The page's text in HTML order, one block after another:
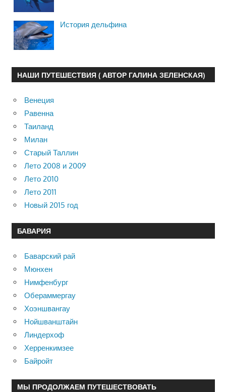
История дельфина
НАШИ ПУТЕШЕСТВИЯ ( АВТОР ГАЛИНА ЗЕЛЕНСКАЯ)
Венеция
Равенна
Таиланд
Милан
Старый Таллин
Лето 2008 и 2009
Лето 2010
Лето 2011
Новый 2015 год
БАВАРИЯ
Баварский рай
Мюнхен
Нимфенбург
Обераммергау
Хоэншвангау
Нойшванштайн
Линдерхоф
Херренкимзее
Байройт
МЫ ПРОДОЛЖАЕМ ПУТЕШЕСТВОВАТЬ